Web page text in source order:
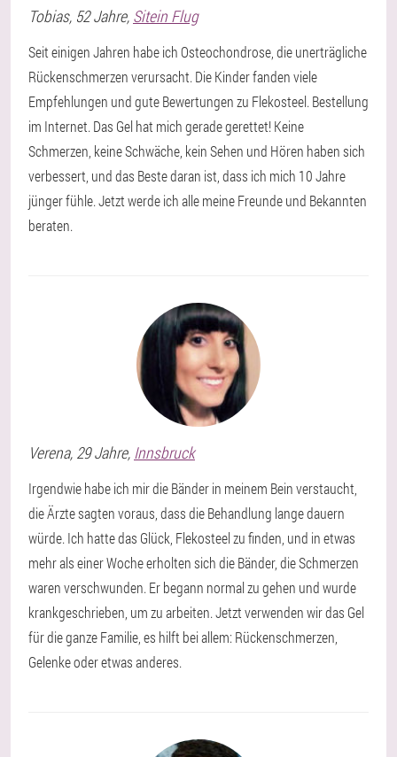
Tobias, 52 Jahre, Sitein Flug
Seit einigen Jahren habe ich Osteochondrose, die unerträgliche
Rückenschmerzen verursacht. Die Kinder fanden viele
Empfehlungen und gute Bewertungen zu Flekosteel. Bestellung
im Internet. Das Gel hat mich gerade gerettet! Keine
Schmerzen, keine Schwäche, kein Sehen und Hören haben sich
verbessert, und das Beste daran ist, dass ich mich 10 Jahre
jünger fühle. Jetzt werde ich alle meine Freunde und Bekannten
beraten.
Verena, 29 Jahre, Innsbruck
Irgendwie habe ich mir die Bänder in meinem Bein verstaucht,
die Ärzte sagten voraus, dass die Behandlung lange dauern
würde. Ich hatte das Glück, Flekosteel zu finden, und in etwas
mehr als einer Woche erholten sich die Bänder, die Schmerzen
waren verschwunden. Er begann normal zu gehen und wurde
krankgeschrieben, um zu arbeiten. Jetzt verwenden wir das Gel
für die ganze Familie, es hilft bei allem: Rückenschmerzen,
Gelenke oder etwas anderes.